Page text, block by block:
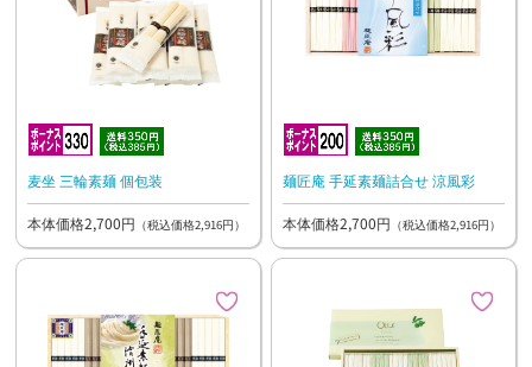
麦坐 三輪素麺 個包装
本体価格2,700円 （税込価格2,916円）
麺匠庵 手延素麺詰合せ 涼風彩
本体価格2,700円 （税込価格2,916円）